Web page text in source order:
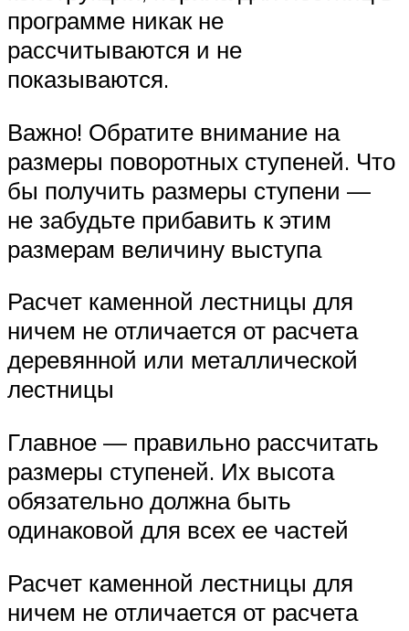
программе никак не
рассчитываются и не
показываются.
Важно! Обратите внимание на
размеры поворотных ступеней. Что
бы получить размеры ступени —
не забудьте прибавить к этим
размерам величину выступа
Расчет каменной лестницы для
ничем не отличается от расчета
деревянной или металлической
лестницы
Главное — правильно рассчитать
размеры ступеней. Их высота
обязательно должна быть
одинаковой для всех ее частей
Расчет каменной лестницы для
ничем не отличается от расчета